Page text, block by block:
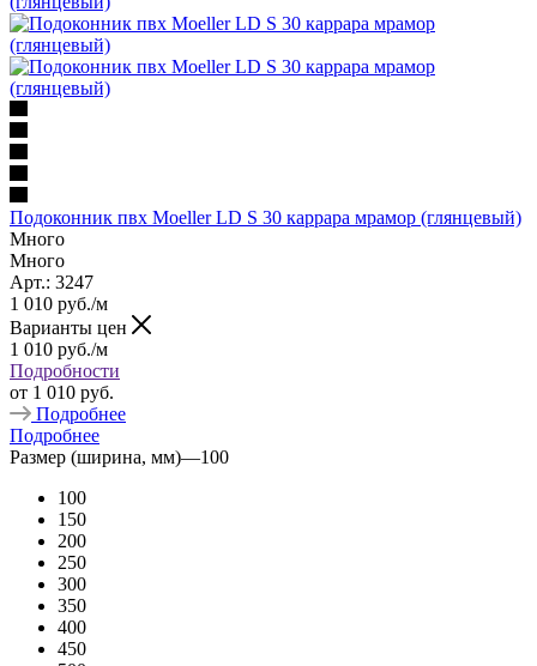
Подоконник пвх Moeller LD S 30 каррара мрамор (глянцевый)
Много
Много
Арт.: 3247
1 010 руб./м
Варианты цен
1 010 руб./м
Подробности
от 1 010 руб.
Подробнее
Подробнее
Размер (ширина, мм)—100
100
150
200
250
300
350
400
450